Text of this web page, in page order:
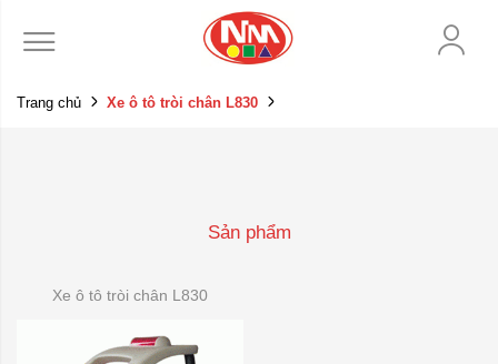
Trang chủ Xe ô tô tròi chân L830
Sản phẩm
Xe ô tô tròi chân L830